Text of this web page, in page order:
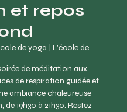
et repos
de yoga | L'école de
de méditation aux
de respiration guidée et
ambiance chaleureuse
19h30 à 21h30. Restez